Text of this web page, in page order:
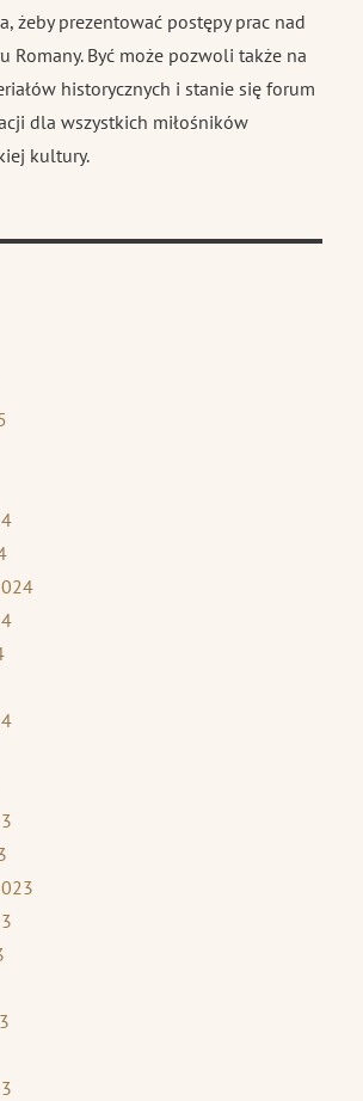
żeby prezentować postępy prac nad
Romany. Być może pozwoli także na
historycznych i stanie się forum
dla wszystkich miłośników
kultury.